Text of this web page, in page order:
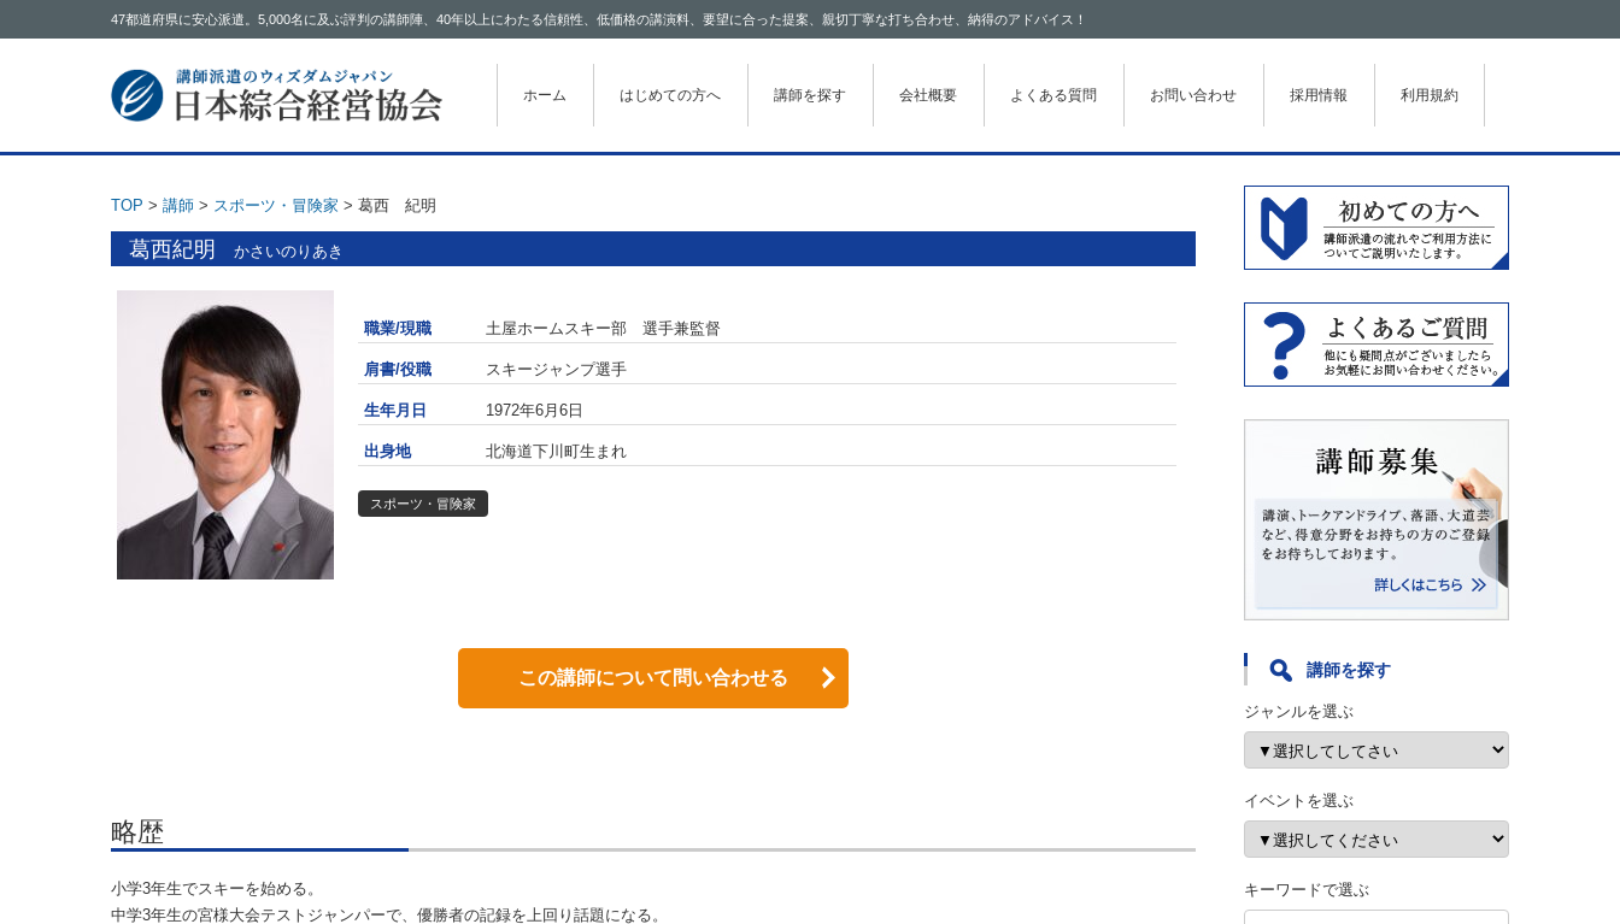
47都道府県に安心派遣。5,000名に及ぶ評判の講師陣、40年以上にわたる信頼性、低価格の講演料、要望に合った提案、親切丁寧な打ち合わせ、納得のアドバイス！
コンテンツに移動
ホーム はじめての方へ 講師を探す 会社概要 よくある質問 お問い合わせ 採用情報 利用規約
TOP > 講師 > スポーツ・冒険家 > 葛西 紀明
葛西紀明 かさいのりあき
職業/現職 土屋ホームスキー部 選手兼監督
肩書/役職 スキージャンプ選手
生年月日 1972年6月6日
出身地 北海道下川町生まれ
スポーツ・冒険家
この講師について問い合わせる
略歴
小学3年生でスキーを始める。
中学3年生の宮様大会テストジャンパーで、優勝者の記録を上回り話題になる。
講師を探す
ジャンルを選ぶ
イベントを選ぶ
キーワードで選ぶ